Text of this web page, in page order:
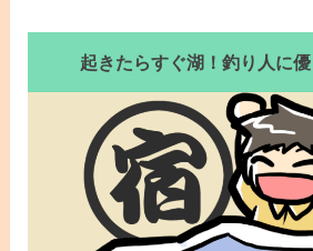
起きたらすぐ湖！釣り人に